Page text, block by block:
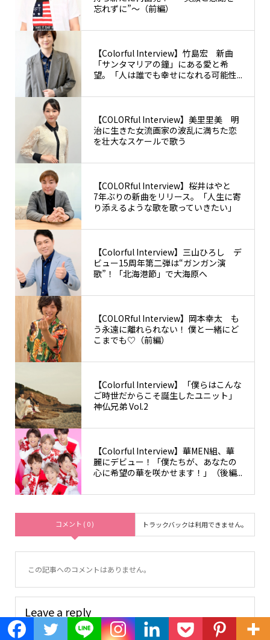
忘れずに”〜（前編）
【Colorful Interview】竹島宏 新曲
「サンタマリアの鐘」にある愛と希
望。「人は誰でも幸せになれる可能性...
【COLORful Interview】美里里美 明
治に生きた女流画家の波乱に満ちた恋
を壮大なスケールで歌う
【COLORful Interview】桜井はやと
7年ぶりの新曲をリリース。「人生に寄
り添えるような歌を歌っていきたい」
【Colorful Interview】三山ひろし デ
ビュー15周年第二弾は“ガンガン演
歌”！「北海港節」で大海原へ
【COLORful Interview】岡本幸太 も
う永遠に離れられない！ 僕と一緒にど
こまでも♡（前編）
【Colorful Interview】「僕らはこんな
ご時世だからこそ誕生したユニット」
神仏兄弟 Vol.2
【Colorful Interview】華MEN組、華
麗にデビュー！「僕たちが、あなたの
心に希望の華を咲かせます！」（後編...
コメント ( 0 ) トラックバックは利用できません。
この記事へのコメントはありません。
Leave a reply
Default Comments (1) Facebook Comments